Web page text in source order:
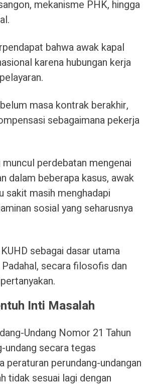
mekanisme PHK, hingga
bahwa awak kapal
karena hubungan kerja
masa kontrak berakhir,
sebagaimana pekerja
perdebatan mengenai
dalam beberapa kasus, awak
sakit masih menghadapi
sosial yang seharusnya
sebagai dasar utama
secara filosofis dan
Inti Masalah
Undang Nomor 21 Tahun
undang secara tegas
peraturan perundang-undangan
tidak sesuai lagi dengan